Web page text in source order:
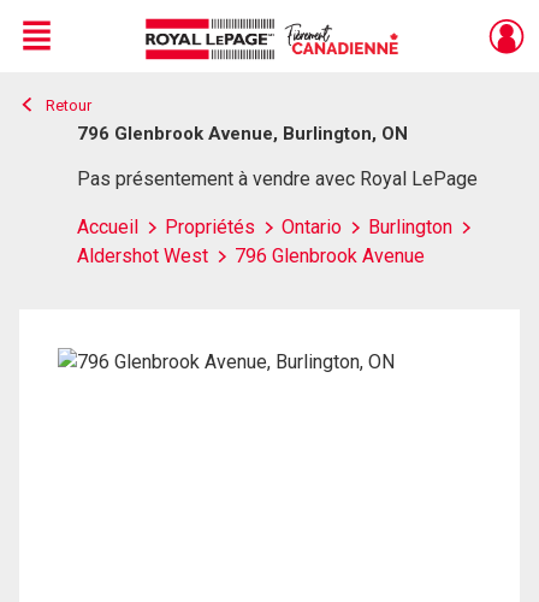
Live
En Direct
Menu
Retour
796 Glenbrook Avenue, Burlington, ON
Pas présentement à vendre avec Royal LePage
Accueil Propriétés Ontario
Burlington
Aldershot West
796 Glenbrook Avenue